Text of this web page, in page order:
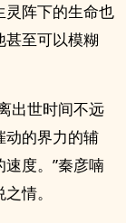
灵阵下的生命也
甚至可以模糊
出世时间不远
动的界力的辅
度。”秦彦喃
情。